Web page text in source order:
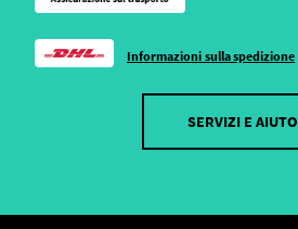
Informazioni sulla spedizione
SERVIZI E AIUTO